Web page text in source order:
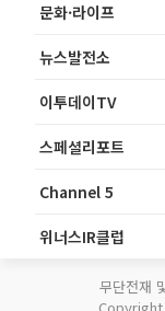
문화·라이프
뉴스발전소
이투데이TV
스페셜리포트
Channel 5
위너스IR클럽
무단전재